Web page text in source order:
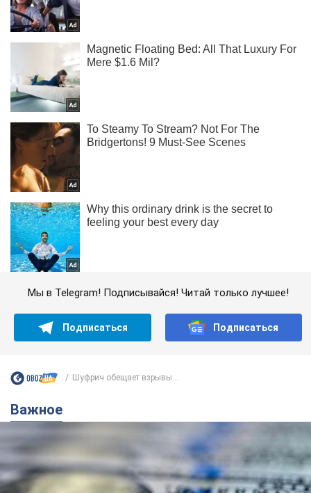
Мы в Telegram! Подписывайся! Читай только лучшее!
Подписаться Подписаться
Шуфрич обещает взрывы...
Важное